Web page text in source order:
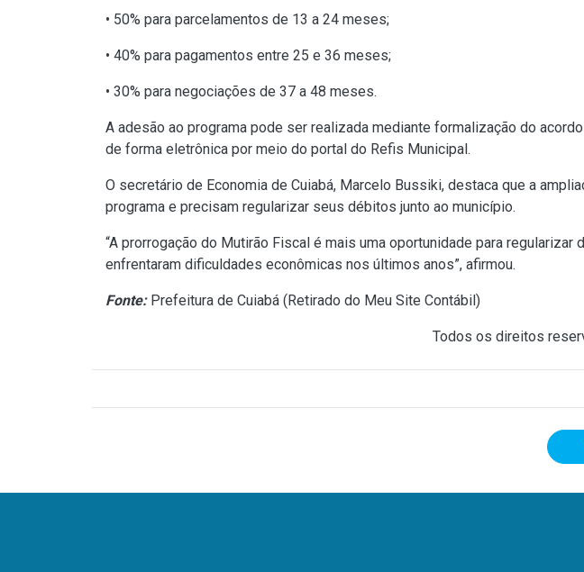
• 50% para parcelamentos de 13 a 24 meses;
• 40% para pagamentos entre 25 e 36 meses;
• 30% para negociações de 37 a 48 meses.
A adesão ao programa pode ser realizada mediante formalização do
de forma eletrônica por meio do portal do Refis Municipal.
O secretário de Economia de Cuiabá, Marcelo Bussiki, destaca que a
programa e precisam regularizar seus débitos junto ao município.
“A prorrogação do Mutirão Fiscal é mais uma oportunidade para
enfrentaram dificuldades econômicas nos últimos anos”, afirmou.
Fonte:Prefeitura de Cuiabá (Retirado do Meu Site Contábil)
Todos os direitos